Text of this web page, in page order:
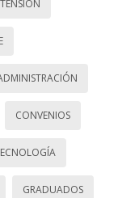
CONVENIOS
GRADUADOS